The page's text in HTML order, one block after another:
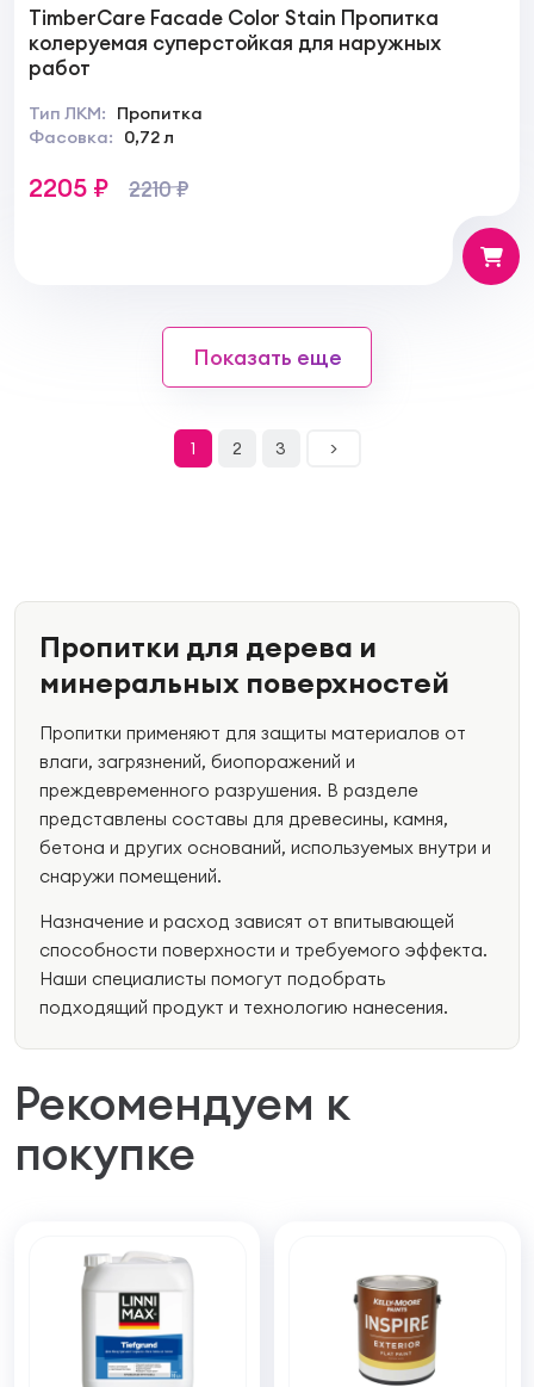
TimberCare Facade Color Stain Пропитка
колеруемая суперстойкая для наружных
работ
Тип ЛКМ:
Пропитка
Фасовка:
0,72 л
2205 ₽ 2210 ₽
Показать еще
1 2 3 >
Пропитки для дерева и
минеральных поверхностей
Пропитки применяют для защиты материалов от
влаги, загрязнений, биопоражений и
преждевременного разрушения. В разделе
представлены составы для древесины, камня,
бетона и других оснований, используемых внутри и
снаружи помещений.
Назначение и расход зависят от впитывающей
способности поверхности и требуемого эффекта.
Наши специалисты помогут подобрать
подходящий продукт и технологию нанесения.
Рекомендуем к
покупке